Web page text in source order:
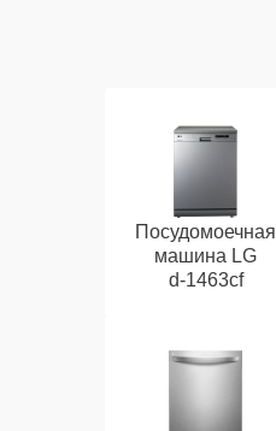
Посудомоечная
машина LG
d‑1463cf